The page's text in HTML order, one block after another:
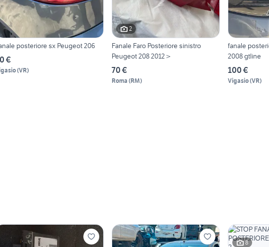
posteriore sx Peugeot 206
€
(VR)
2
Fanale Faro Posteriore sinistro
Peugeot 208 2012 >
70 €
Roma (RM)
fanale
2008 gtline
100 €
Vigasio(VR)
8